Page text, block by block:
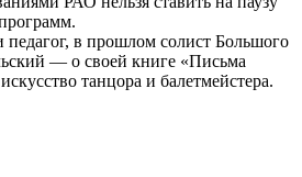
педагог, в прошлом солист Большого
— о своей книге «Письма
танцора и балетмейстера.